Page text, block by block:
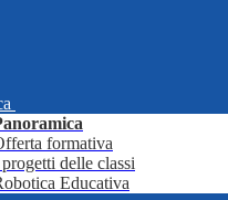
formativa
delle classi
Educativa